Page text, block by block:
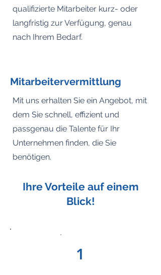
qualifizierte Mitarbeiter kurz- oder
langfristig zur Verfügung, genau
nach Ihrem Bedarf.
Mitarbeitervermittlung
Mit uns erhalten Sie ein Angebot, mit
dem Sie schnell, effizient und
passgenau die Talente für Ihr
Unternehmen finden, die Sie
benötigen.
Ihre Vorteile auf einem
Blick!
1